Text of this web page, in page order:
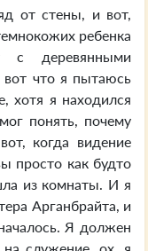
от стены, и вот,
ребенка
с деревянными
что я пытаюсь
хотя я находился
понять, почему
когда видение
просто как будто
из комнаты. И я
Арганбрайта, и
Я должен